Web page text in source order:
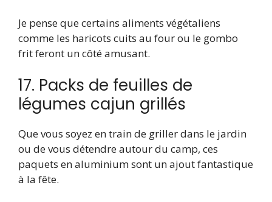
Je pense que certains aliments végétaliens
comme les haricots cuits au four ou le gombo
frit feront un côté amusant.
17. Packs de feuilles de
légumes cajun grillés
Que vous soyez en train de griller dans le jardin
ou de vous détendre autour du camp, ces
paquets en aluminium sont un ajout fantastique
à la fête.